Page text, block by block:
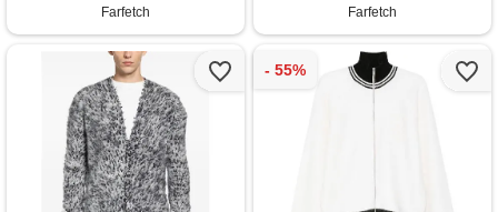
Farfetch
Farfetch